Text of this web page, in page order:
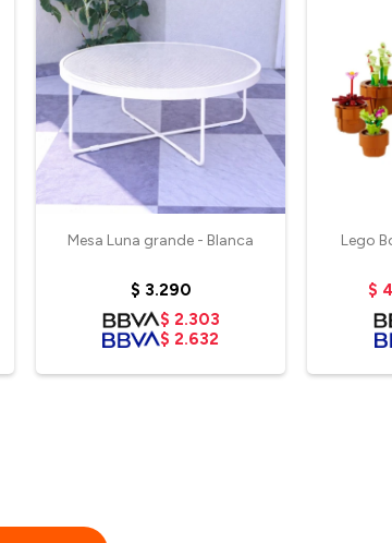
Mesa Luna grande - Blanca
$ 3.290
$ 2.303
$ 2.632
Lego
$